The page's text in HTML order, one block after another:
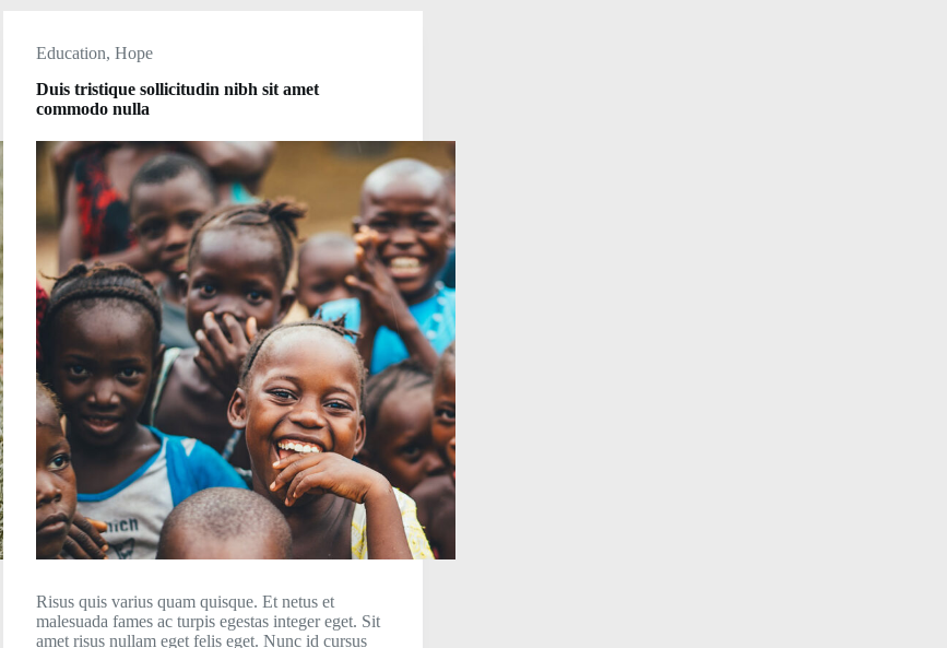
Education,Hope
Duis tristique sollicitudin nibh sit amet
commodo nulla
Risus quis varius quam quisque. Et netus et
malesuada fames ac turpis egestas integer eget. Sit
amet risus nullam eget felis eget. Nunc id cursus